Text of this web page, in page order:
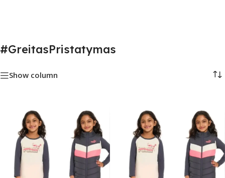
#GreitasPristatymas
Show column